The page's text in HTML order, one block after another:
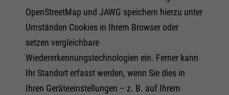
OpenStreetMap und JAWG speichern hierzu unter
Umständen Cookies in Ihrem Browser oder
setzen vergleichbare
Wiedererkennungstechnologien ein. Ferner kann
Ihr Standort erfasst werden, wenn Sie dies in
Ihren Geräteeinstellungen – z. B. auf Ihrem